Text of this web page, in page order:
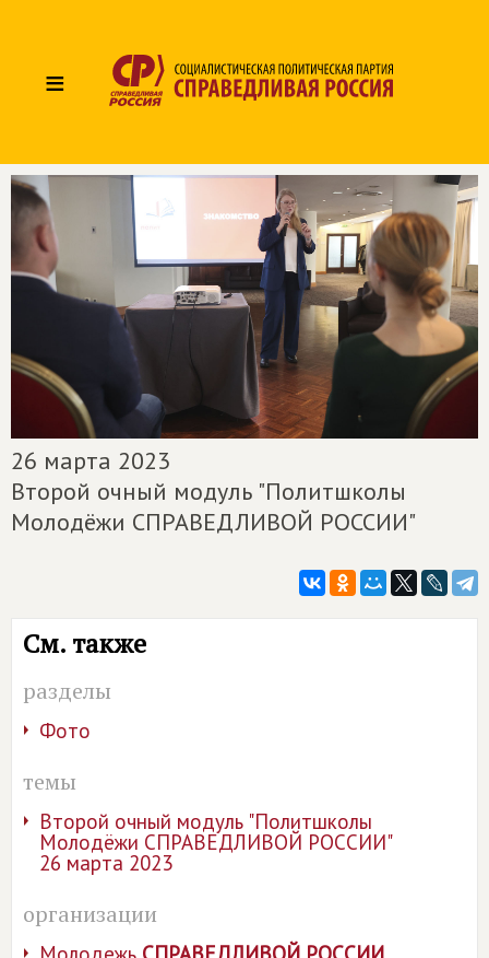
≡
26 марта 2023
Второй очный модуль "Политшколы
Молодёжи СПРАВЕДЛИВОЙ РОССИИ"
См. также
разделы
Фото
темы
Второй очный модуль "Политшколы
Молодёжи СПРАВЕДЛИВОЙ РОССИИ"
26 марта 2023
организации